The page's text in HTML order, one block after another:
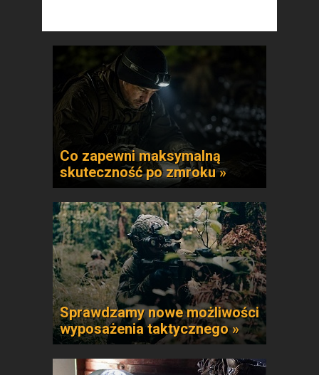
Co zapewni maksymalną
skuteczność po zmroku »
Sprawdzamy nowe możliwości
wyposażenia taktycznego »